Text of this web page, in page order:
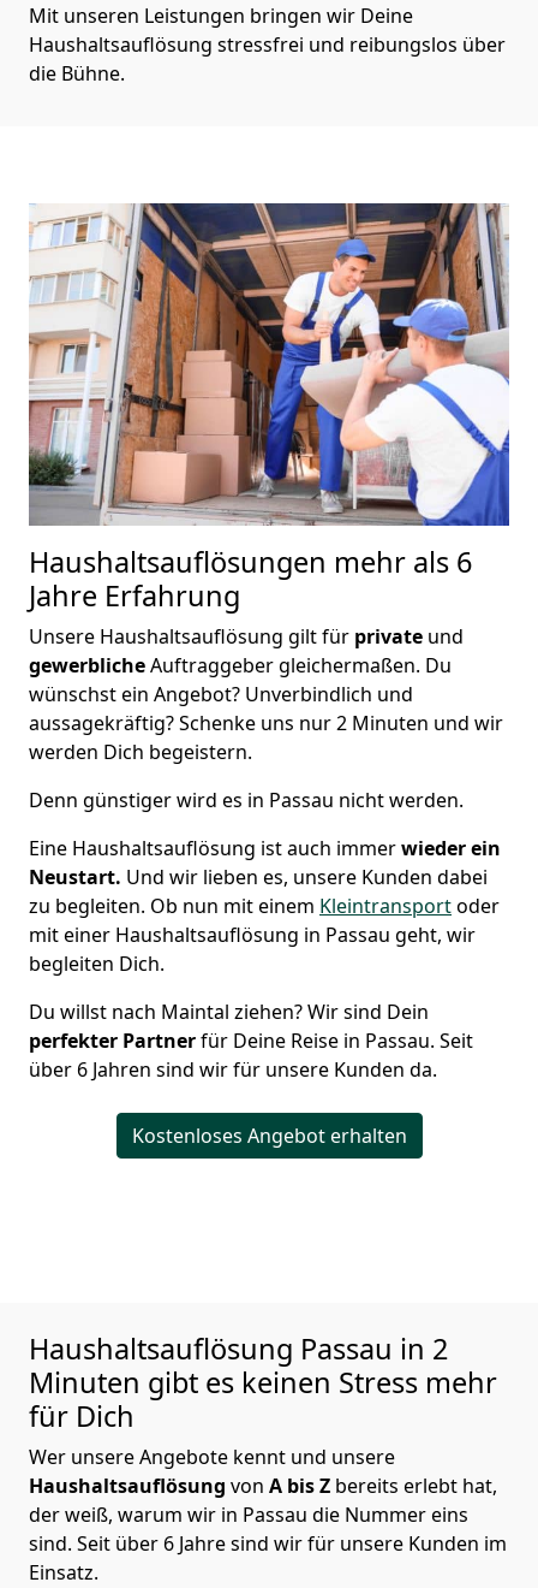
Mit unseren Leistungen bringen wir Deine
Haushaltsauflösung stressfrei und reibungslos über
die Bühne.
Haushaltsauflösungen mehr als 6
Jahre Erfahrung
Unsere Haushaltsauflösung gilt für private und
gewerblicheAuftraggeber gleichermaßen. Du
wünschst ein Angebot? Unverbindlich und
aussagekräftig? Schenke uns nur 2 Minuten und wir
werden Dich begeistern.
Denn günstiger wird es in Passau nicht werden.
Eine Haushaltsauflösung ist auch immerwieder ein
Neustart. Und wir lieben es, unsere Kunden dabei
zu begleiten. Ob nun mit einem Kleintransportoder
mit einer Haushaltsauflösung in Passau geht, wir
begleiten Dich.
Du willst nach Maintal ziehen? Wir sind Dein
perfekter Partnerfür Deine Reise in Passau. Seit
über 6 Jahren sind wir für unsere Kunden da.
Kostenloses Angebot erhalten
Haushaltsauflösung Passau in 2
Minuten gibt es keinen Stress mehr
für Dich
Wer unsere Angebote kennt und unsere
Haushaltsauflösung von A bis Z bereits erlebt hat,
der weiß, warum wir in Passau die Nummer eins
sind. Seit über 6 Jahre sind wir für unsere Kunden im
Einsatz.